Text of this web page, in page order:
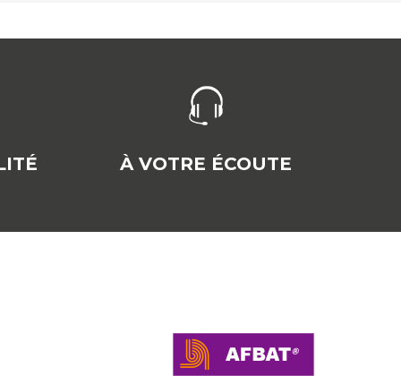
À VOTRE ÉCOUTE